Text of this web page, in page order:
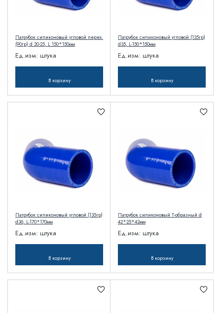
Патрубок силиконовый угловой перех.
(90гр) d 20-25, L 150*150мм
Ед.изм: штука
В корзину
Патрубок силиконовый угловой (135гр)
d35, L-150*150мм
Ед.изм: штука
В корзину
Патрубок силиконовый угловой (135гр)
d36, L-170*170мм
Ед.изм: штука
В корзину
Патрубок силиконовый T-образный d
42*25*42мм
Ед.изм: штука
В корзину